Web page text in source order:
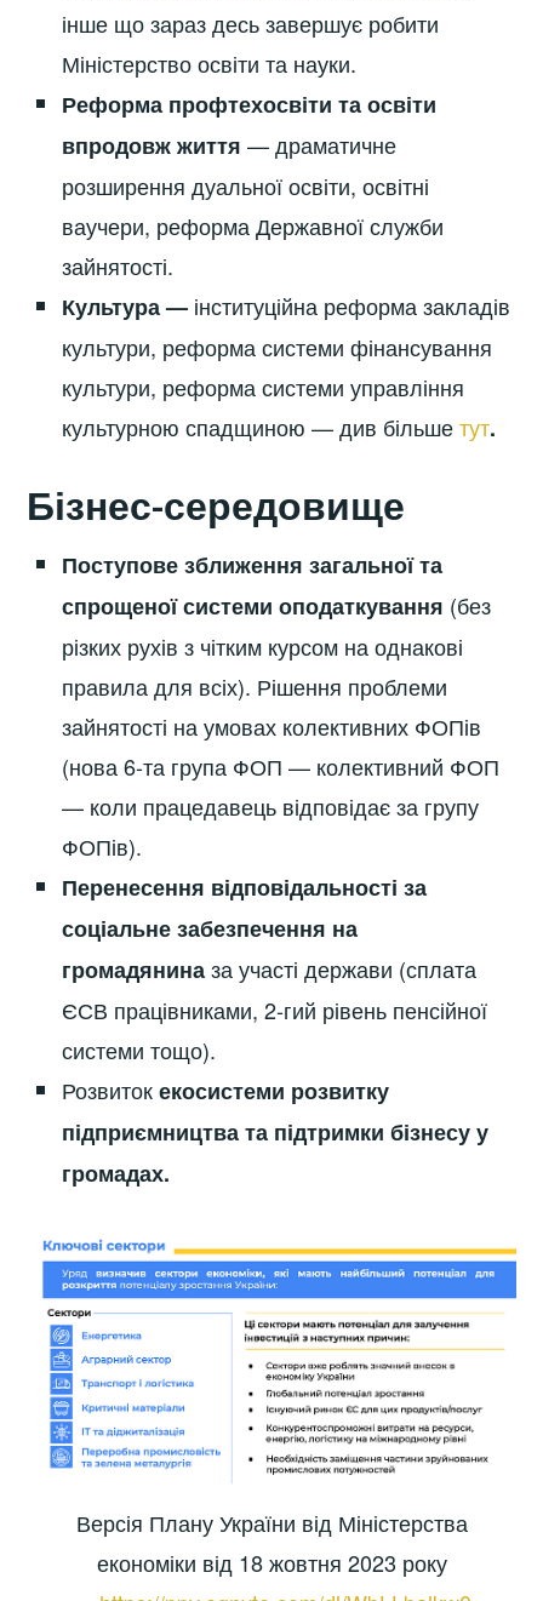
інше що зараз десь завершує робити
Міністерство освіти та науки.
Реформа профтехосвіти та освіти
впродовж життя — драматичне
розширення дуальної освіти, освітні
ваучери, реформа Державної служби
зайнятості.
Культура — інституційна реформа закладів
культури, реформа системи фінансування
культури, реформа системи управління
культурною спадщиною — див більшетут.
Бізнес-середовище
Поступове зближення загальної та
спрощеної системи оподаткування (без
різких рухів з чітким курсом на однакові
правила для всіх). Рішення проблеми
зайнятості на умовах колективних ФОПів
(нова 6-та група ФОП — колективний ФОП
— коли працедавець відповідає за групу
ФОПів).
Перенесення відповідальності за
соціальне забезпечення на
громадяниназа участі держави (сплата
ЄСВ працівниками, 2-гий рівень пенсійної
системи тощо).
Розвитокекосистеми розвитку
підприємництва та підтримки бізнесу у
громадах.
Версія Плану України від Міністерства
економіки від 18 жовтня 2023 року